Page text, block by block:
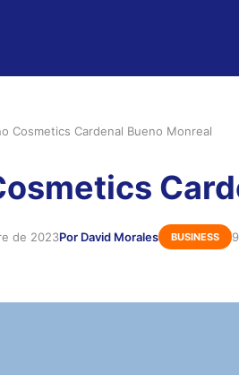
Cosmetics Cardenal Bueno Monreal
de 2023Por David Morales BUSINESS